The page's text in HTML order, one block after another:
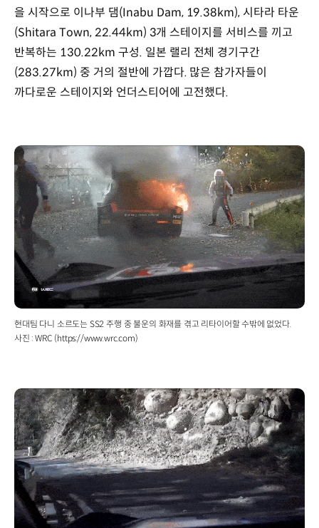
을 시작으로 이나부 댐(Inabu Dam, 19.38km), 시타라 타운
(Shitara Town, 22.44km) 3개 스테이지를 서비스를 끼고
반복하는 130.22km 구성. 일본 랠리 전체 경기구간
(283.27km) 중 거의 절반에 가깝다. 많은 참가자들이
까다로운 스테이지와 언더스티어에 고전했다.
현대팀 다니 소르도는 SS2 주행 중 불운의 화재를 겪고 리타이어할 수밖에 없었다.
사진 : WRC (https://www.wrc.com)